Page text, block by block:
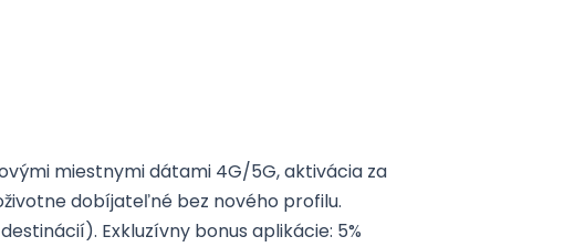
miestnymi dátami 4G/5G, aktivácia za
dobíjateľné bez nového profilu.
Exkluzívny bonus aplikácie: 5%